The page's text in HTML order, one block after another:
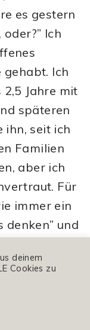
es gestern
Ich
Ich
Jahre mit
späteren
ihn, seit ich
Familien
aber ich
Für
immer ein
denken” und
so
wurde
deinem
Cookies zu